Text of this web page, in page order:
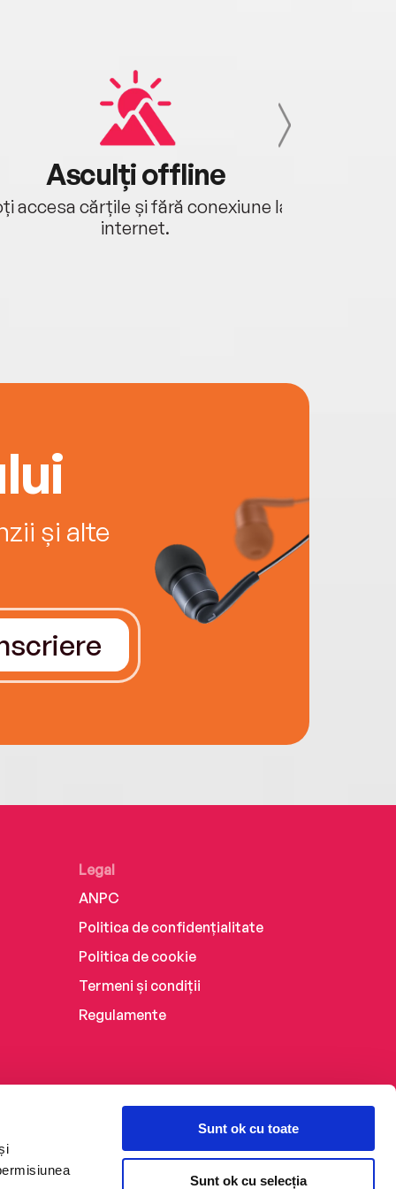
Sunt ok cu toate
Sunt ok cu selecția
Asculți offline
accesa cărțile și fără conexiune la
internet.
și alte
Legal
ANPC
Politica de confidențialitate
Politica de cookie
Termeni și condiții
Regulamente